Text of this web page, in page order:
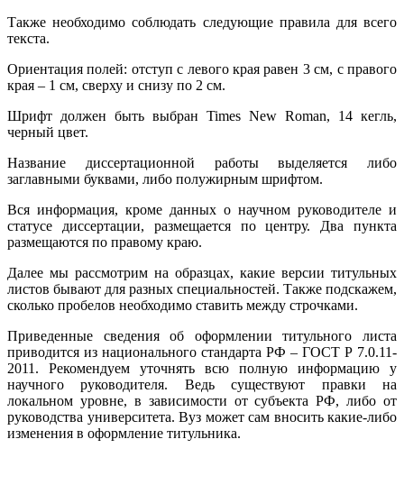
Также необходимо соблюдать следующие правила для всего
текста.
Ориентация полей: отступ с левого края равен 3 см, с правого
края – 1 см, сверху и снизу по 2 см.
Шрифт должен быть выбран Times New Roman, 14 кегль,
черный цвет.
Название диссертационной работы выделяется либо
заглавными буквами, либо полужирным шрифтом.
Вся информация, кроме данных о научном руководителе и
статусе диссертации, размещается по центру. Два пункта
размещаются по правому краю.
Далее мы рассмотрим на образцах, какие версии титульных
листов бывают для разных специальностей. Также подскажем,
сколько пробелов необходимо ставить между строчками.
Приведенные сведения об оформлении титульного листа
приводится из национального стандарта РФ ‒ ГОСТ Р 7.0.11-
2011. Рекомендуем уточнять всю полную информацию у
научного руководителя. Ведь существуют правки на
локальном уровне, в зависимости от субъекта РФ, либо от
руководства университета. Вуз может сам вносить какие-либо
изменения в оформление титульника.